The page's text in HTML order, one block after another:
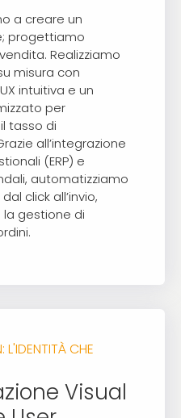
a creare un
progettiamo
Realizziamo
misura con
intuitiva e un
per
tasso di
all’integrazione
(ERP) e
automatizziamo
click all’invio,
gestione di
L'IDENTITÀ CHE
Visual